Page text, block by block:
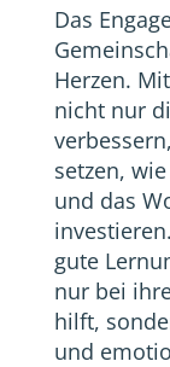
Das
Herzen.
nicht nur
setzen,
und das
gute
nur bei
hilft,
und